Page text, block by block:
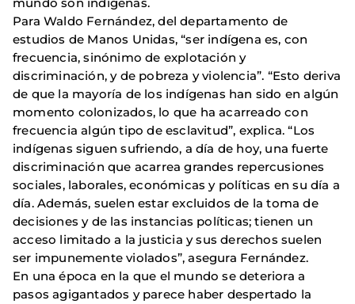
mundo son indígenas.
Para Waldo Fernández, del departamento de
estudios de Manos Unidas, “ser indígena es, con
frecuencia, sinónimo de explotación y
discriminación, y de pobreza y violencia”. “Esto deriva
de que la mayoría de los indígenas han sido en algún
momento colonizados, lo que ha acarreado con
frecuencia algún tipo de esclavitud”, explica. “Los
indígenas siguen sufriendo, a día de hoy, una fuerte
discriminación que acarrea grandes repercusiones
sociales, laborales, económicas y políticas en su día a
día. Además, suelen estar excluidos de la toma de
decisiones y de las instancias políticas; tienen un
acceso limitado a la justicia y sus derechos suelen
ser impunemente violados”, asegura Fernández.
En una época en la que el mundo se deteriora a
pasos agigantados y parece haber despertado la